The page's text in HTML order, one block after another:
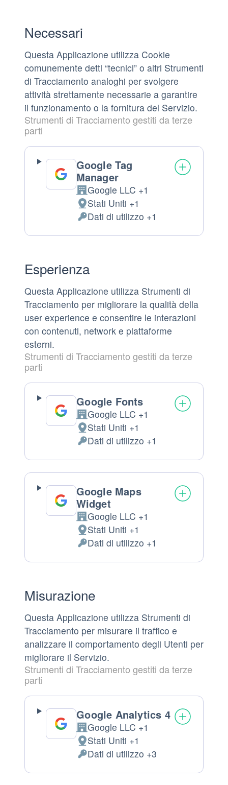
Necessari
Questa Applicazione utilizza Cookie
comunemente detti “tecnici” o altri Strumenti
di Tracciamento analoghi per svolgere
attività strettamente necessarie a garantire
il funzionamento o la fornitura del Servizio.
Strumenti di Tracciamento gestiti da terze
parti
Google Tag
Manager
Azienda:
Google LLC +1
Luogo
del
trattamento:
Stati Uniti +1
Dati
Personali
Dati di utilizzo +1
Esperienza
Questa Applicazione utilizza Strumenti di
Tracciamento per migliorare la qualità della
user experience e consentire le interazioni
con contenuti, network e piattaforme
esterni.
Strumenti di Tracciamento gestiti da terze
parti
Google Fonts
Azienda:
Google LLC +1
Luogo
del
trattamento:
Stati Uniti +1
Dati
Personali
trattati:
Dati di utilizzo +1
Google Maps
Widget
Azienda:
Google LLC +1
Luogo
del
trattamento:
Stati Uniti +1
Dati
Personali
Dati di utilizzo +1
Misurazione
Questa Applicazione utilizza Strumenti di
Tracciamento per misurare il traffico e
analizzare il comportamento degli Utenti per
migliorare il Servizio.
Strumenti di Tracciamento gestiti da terze
parti
Google Analytics 4
Azienda:
Google LLC +1
Luogo
del
trattamento:
Stati Uniti +1
Dati
Personali
Dati di utilizzo +3